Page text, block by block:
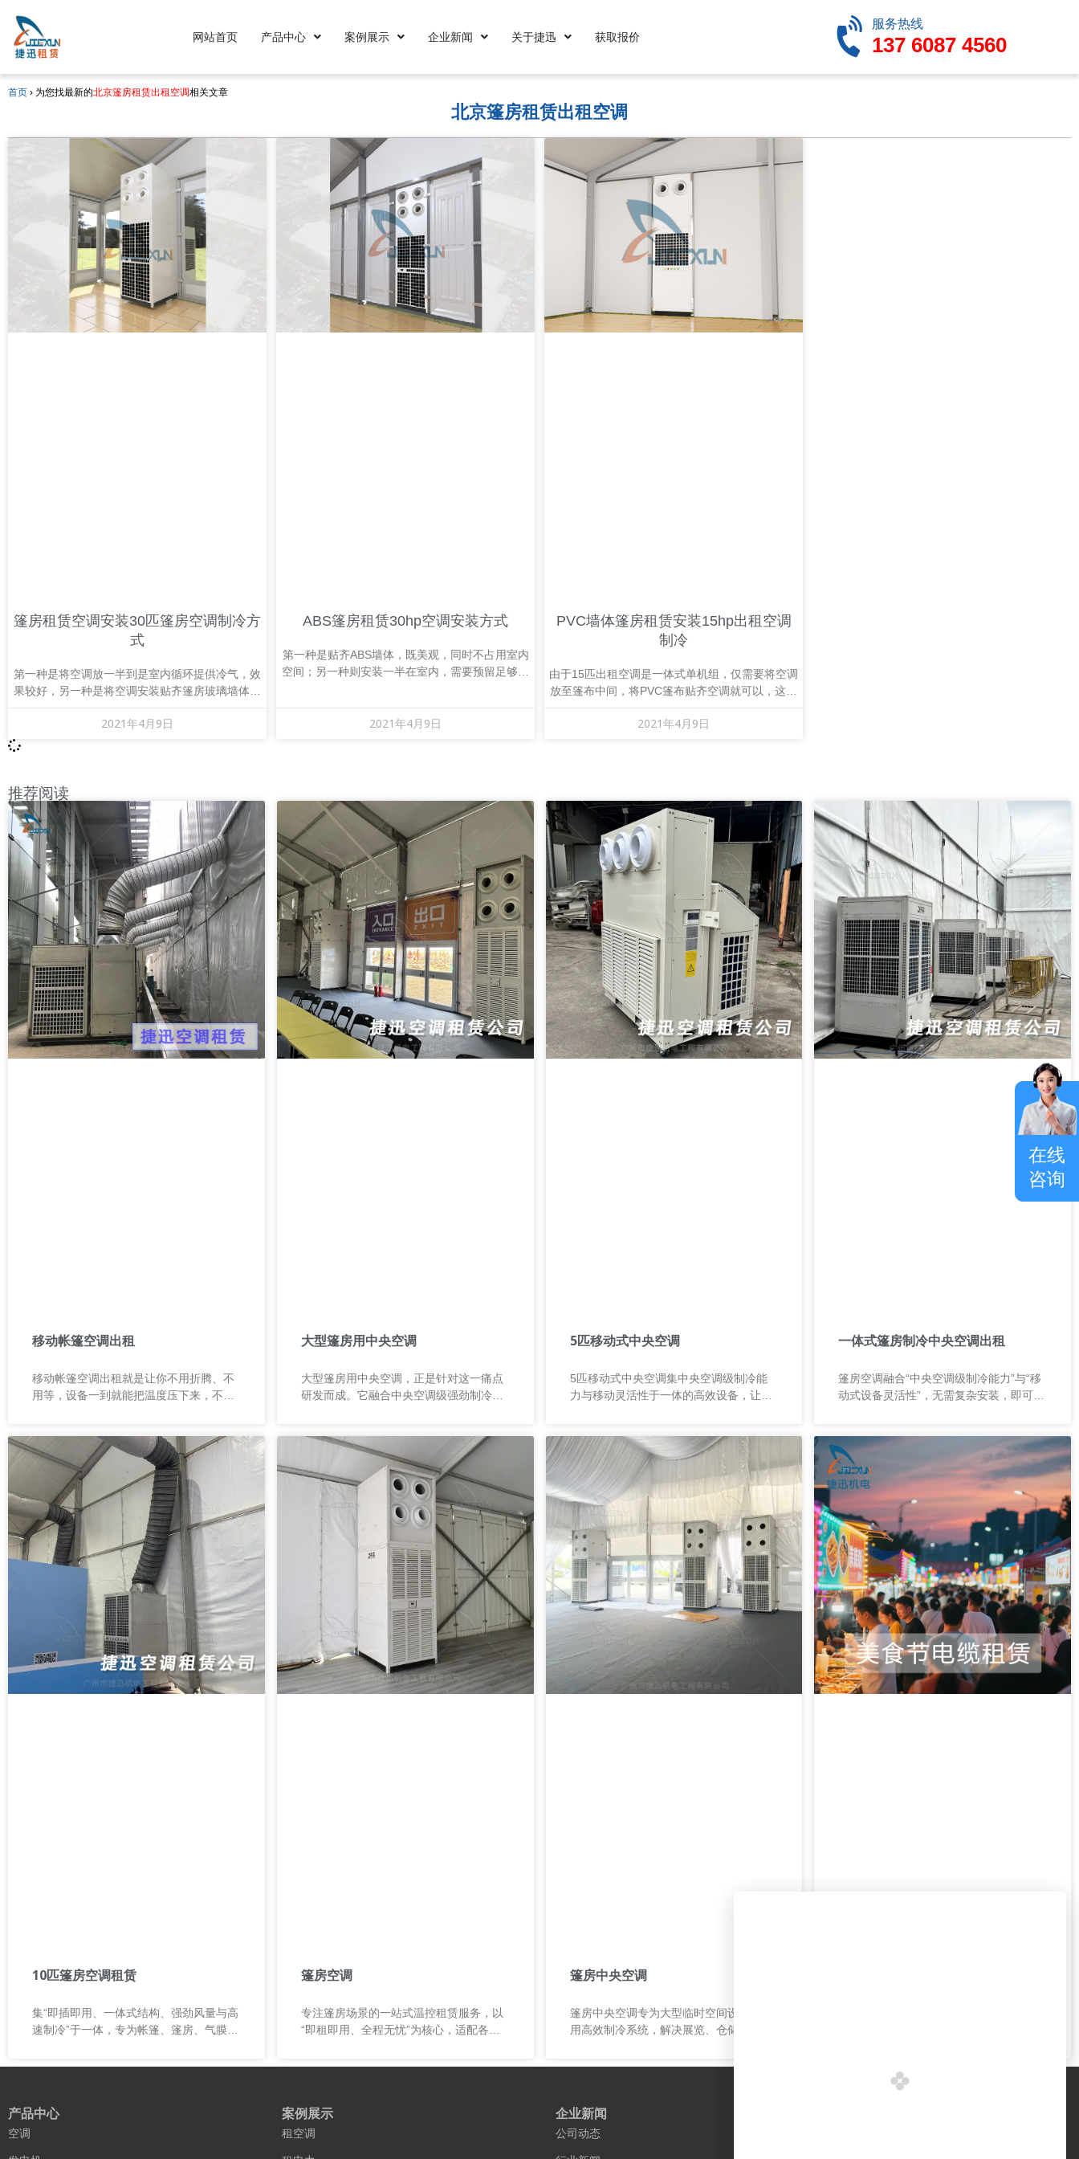
网站首页 产品中心 案例展示 企业新闻 关于捷迅 获取报价
服务热线
137 6087 4560
首页 › 为您找最新的北京篷房租赁出租空调相关文章
北京篷房租赁出租空调
篷房租赁空调安装30匹篷房空调制冷方
式
第一种是将空调放一半到是室内循环提供冷气，效
果较好，另一种是将空调安装贴齐篷房玻璃墙体，
种安装方式不建议。
2021年4月9日
ABS篷房租赁30hp空调安装方式
第一种是贴齐ABS墙体，既美观，同时不占用室内
空间；另一种则安装一半在室内，需要预留足够篷
2021年4月9日
PVC墙体篷房租赁安装15hp出租空调
制冷
由于15匹出租空调是一体式单机组，仅需要将空调
放至篷布中间，将PVC篷布贴齐空调就可以，这样
2021年4月9日
推荐阅读
移动帐篷空调出租
移动帐篷空调出租就是让你不用折腾、不
用等，设备一到就能把温度压下来，不用
大型篷房用中央空调
大型篷房用中央空调，正是针对这一痛点
研发而成。它融合中央空调级强劲制冷能
5匹移动式中央空调
5匹移动式中央空调集中央空调级制冷能
力与移动灵活性于一体的高效设备，让大
一体式篷房制冷中央空调出租
篷房空调融合“中央空调级制冷能力”与“移
动式设备灵活性”，无需复杂安装，即可快
解决方案。
10匹篷房空调租赁
集“即插即用、一体式结构、强劲风量与高
速制冷”于一体，专为帐篷、篷房、气膜结
可快速投入使用，让降温变得简单高效。
篷房空调
专注篷房场景的一站式温控租赁服务，以
“即租即用、全程无忧”为核心，适配各类
别环境限制，轻松实现恒温体验。
篷房中央空调
篷房中央空调专为大型临时空间设计，采
用高效制冷系统，解决展览、仓储等场所
务，品质可靠，售后保障。
产品中心
空调
案例展示
租空调
企业新闻
公司动态
在线
咨询